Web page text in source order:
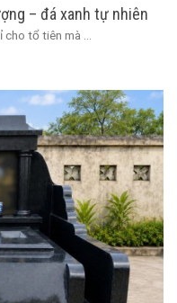
– đá xanh tự nhiên
tổ tiên mà ...